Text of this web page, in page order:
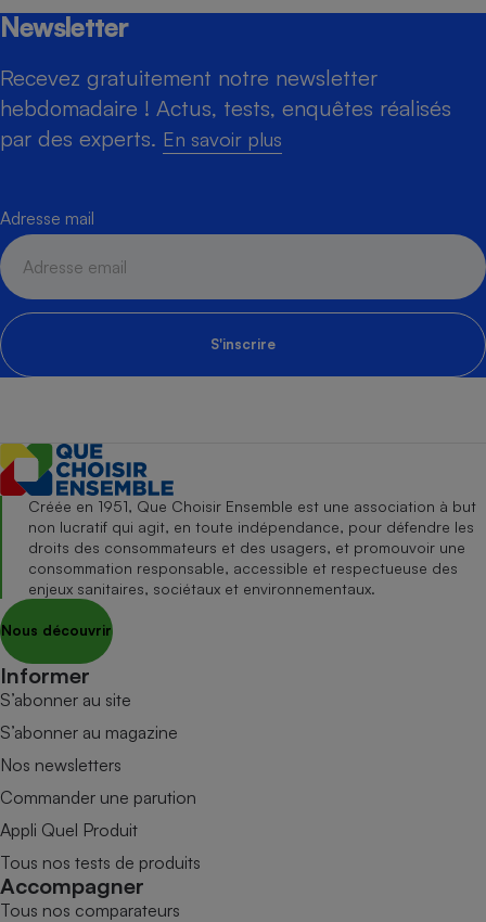
Newsletter
Recevez gratuitement notre newsletter
hebdomadaire ! Actus, tests, enquêtes réalisés
par des experts. En savoir plus
Adresse mail
S'inscrire
Créée en 1951, Que Choisir Ensemble est une association à but
non lucratif qui agit, en toute indépendance, pour défendre les
droits des consommateurs et des usagers, et promouvoir une
consommation responsable, accessible et respectueuse des
enjeux sanitaires, sociétaux et environnementaux.
Nous découvrir
Informer
S’abonner au site
S’abonner au magazine
Nos newsletters
Commander une parution
Appli Quel Produit
Tous nos tests de produits
Accompagner
Tous nos comparateurs